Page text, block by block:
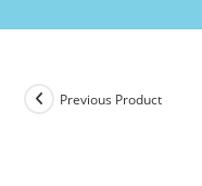
Previous Product